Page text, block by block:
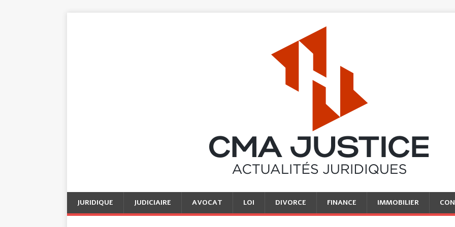
JURIDIQUE JUDICIAIRE AVOCAT LOI DIVORCE FINANCE IMMOBILIER